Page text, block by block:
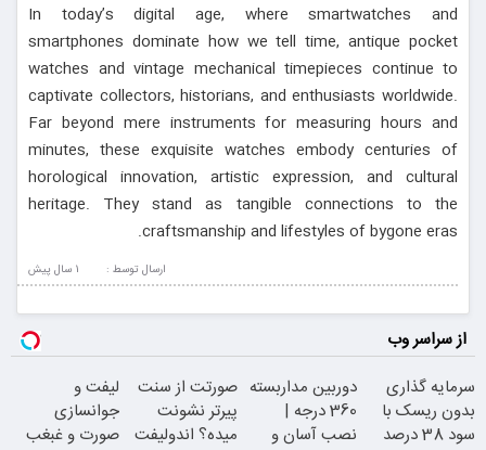
In today’s digital age, where smartwatches and
smartphones dominate how we tell time, antique pocket
watches and vintage mechanical timepieces continue to
captivate collectors, historians, and enthusiasts worldwide.
Far beyond mere instruments for measuring hours and
minutes, these exquisite watches embody centuries of
horological innovation, artistic expression, and cultural
heritage. They stand as tangible connections to the
craftsmanship and lifestyles of bygone eras.
1 سال پيش ارسال توسط :
از سراسر وب
سرمایه گذاری
بدون ریسک با
سود 38 درصد
دوربین مداربسته
360 درجه |
نصب آسان و
صورتت از سنت
پیرتر نشونت
میده؟ اندولیفت
لیفت و
جوانسازی
صورت و غبغب